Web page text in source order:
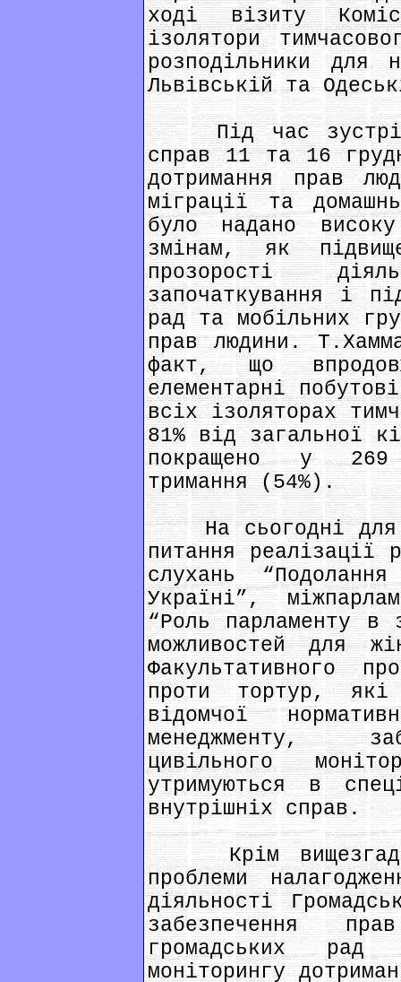
ході візиту
ізолятори
розподільники для
Львівській та
Під час зустрічі
справ 11 та 16
дотримання прав
міграції та
було надано
змінам, як
прозорості
започаткування і
рад та мобільних
прав людини.
факт, що
елементарні
всіх ізоляторах
81% від загальної
покращено у 269
тримання (54%).
На сьогодні для
питання реалізації
слухань
Україні”,
“Роль парламенту в
можливостей для
Факультативного
проти тортур, які
відомчої
менеджменту,
цивільного
утримуються в
внутрішніх справ.
Крім
проблеми
діяльності
забезпечення
громадських
моніторингу